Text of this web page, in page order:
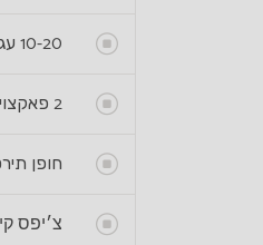
10-20
2
חופן
צ׳יפס